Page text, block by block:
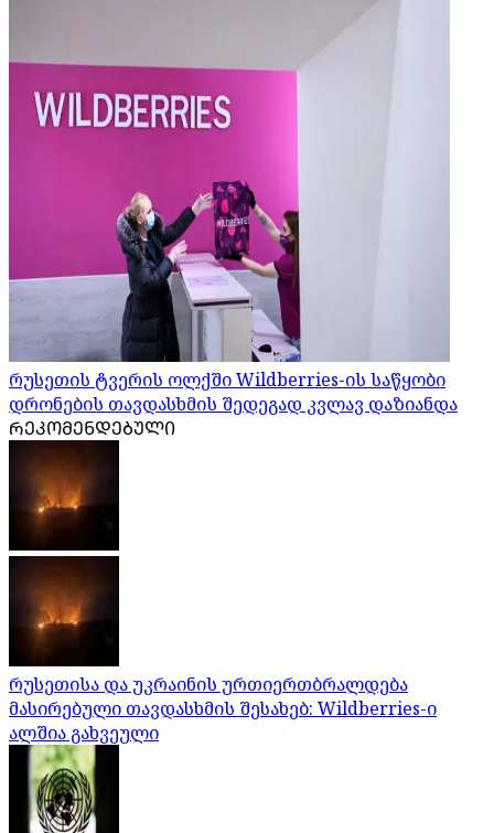
რუსეთის ტვერის ოლქში Wildberries-ის საწყობი
დრონების თავდასხმის შედეგად კვლავ დაზიანდა
ᲠᲔᲙᲝᲛᲔᲜᲓᲔᲑᲣᲚᲘ
რუსეთისა და უკრაინის ურთიერთბრალდება
მასირებული თავდასხმის შესახებ: Wildberries-ი
ალშია გახვეული